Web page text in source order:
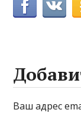
Ваш адрес